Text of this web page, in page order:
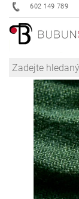
602 149 789